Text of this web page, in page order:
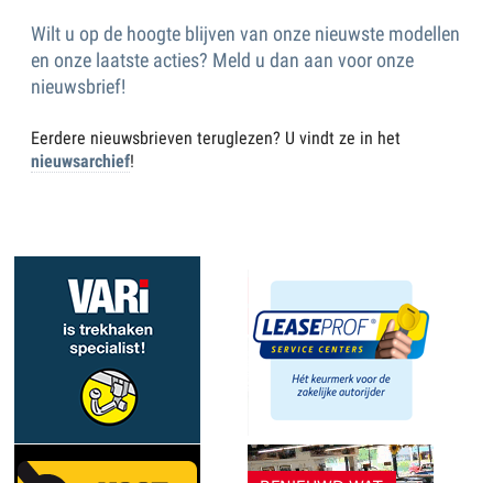
Wilt u op de hoogte blijven van onze nieuwste modellen
en onze laatste acties? Meld u dan aan voor onze
nieuwsbrief!
Eerdere nieuwsbrieven teruglezen? U vindt ze in het
nieuwsarchief!